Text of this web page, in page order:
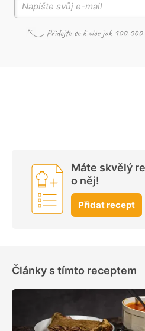
Máte skvělý
o něj!
Přidat recept
Články s tímto receptem